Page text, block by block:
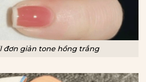
đơn giản tone hồng trắng